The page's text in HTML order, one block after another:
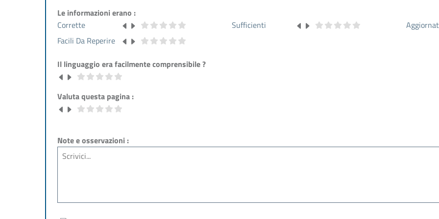
Le informazioni erano :
Corrette
Sufficienti
Facili Da Reperire
Il linguaggio era facilmente comprensibile ?
Valuta questa pagina :
Note e osservazioni :